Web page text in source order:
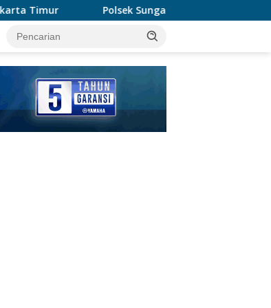
Polsek Sungai Sembilan Ungkap Kasus Dugaan